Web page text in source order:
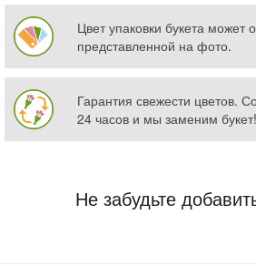
Цвет упаковки букета может
представленной на фото.
Гарантия свежести цветов.
24 часов и мы заменим букет!
Не забудьте